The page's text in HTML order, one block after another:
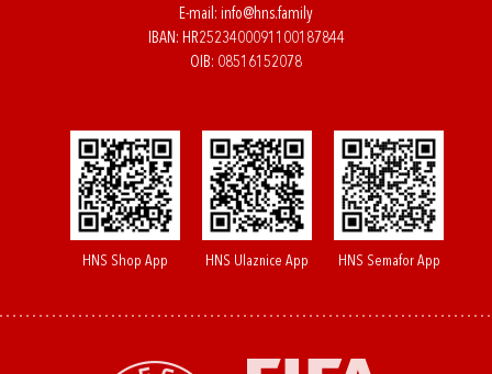
E-mail: info@hns.family
IBAN: HR2523400091100187844
OIB: 08516152078
HNS Shop App HNS Ulaznice App HNS Semafor App